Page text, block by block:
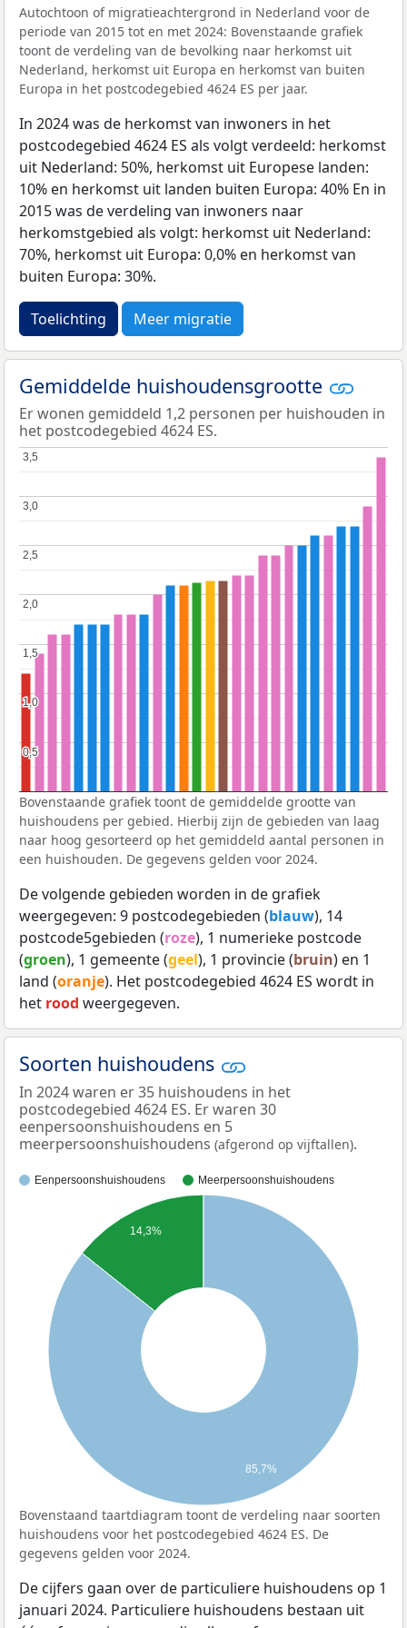
Autochtoon of migratieachtergrond in Nederland voor de
periode van 2015 tot en met 2024: Bovenstaande grafiek
toont de verdeling van de bevolking naar herkomst uit
Nederland, herkomst uit Europa en herkomst van buiten
Europa in het postcodegebied 4624 ES per jaar.
In 2024 was de herkomst van inwoners in het
postcodegebied 4624 ES als volgt verdeeld: herkomst
uit Nederland: 50%, herkomst uit Europese landen:
10% en herkomst uit landen buiten Europa: 40% En in
2015 was de verdeling van inwoners naar
herkomstgebied als volgt: herkomst uit Nederland:
70%, herkomst uit Europa: 0,0% en herkomst van
buiten Europa: 30%.
Toelichting Meer migratie
Gemiddelde huishoudensgrootte
Er wonen gemiddeld 1,2 personen per huishouden in
het postcodegebied 4624 ES.
0,5
0,5
1,0
1,0
1,5
1,5
2,0
2,0
2,5
2,5
3,0
3,0
3,5
3,5
Bovenstaande grafiek toont de gemiddelde grootte van
huishoudens per gebied. Hierbij zijn de gebieden van laag
naar hoog gesorteerd op het gemiddeld aantal personen in
een huishouden. De gegevens gelden voor 2024.
De volgende gebieden worden in de grafiek
weergegeven: 9 postcodegebieden (blauw), 14
postcode5gebieden (roze), 1 numerieke postcode
(groen), 1 gemeente (geel), 1 provincie (bruin) en 1
land (oranje). Het postcodegebied 4624 ES wordt in
het rood weergegeven.
Soorten huishoudens
In 2024 waren er 35 huishoudens in het
postcodegebied 4624 ES. Er waren 30
eenpersoonshuishoudens en 5
meerpersoonshuishoudens (afgerond op vijftallen).
Eenpersoonshuishoudens Meerpersoonshuishoudens
14,3%
85,7%
Bovenstaand taartdiagram toont de verdeling naar soorten
huishoudens voor het postcodegebied 4624 ES. De
gegevens gelden voor 2024.
De cijfers gaan over de particuliere huishoudens op 1
januari 2024. Particuliere huishoudens bestaan uit